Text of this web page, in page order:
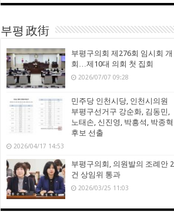
부평 政街
부평구의회 제276회 임시회 개
회…제10대 의회 첫 집회
2026/07/07 09:28
민주당 인천시당, 인천시의원
부평구선거구 강순화, 김동민,
노태손, 신진영, 박흥석, 박종혁
후보 선출
2026/04/17 14:53
부평구의회, 의원발의 조례안 2
건 상임위 통과
2026/03/25 11:03